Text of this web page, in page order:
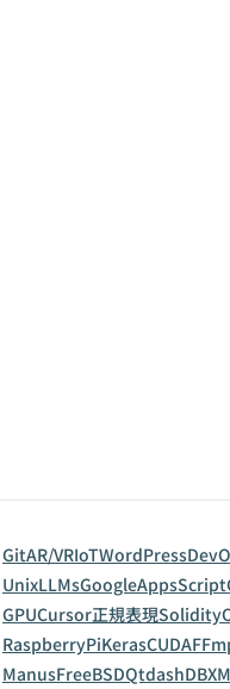
GitAR/VRIoTWordPress
UnixLLMsGoogleAppsScript
GPUCursor正規表現Solidity
RaspberryPiKerasCUDA
ManusFreeBSDQtdashDB